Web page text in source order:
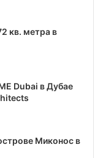
кв. метра в
Dubai в Дубае
Миконос в